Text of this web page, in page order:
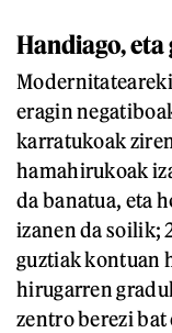
Handiago, eta
eragin
karratukoak
hamahirukoak
da banatua, eta
izanen da soilik;
guztiak kontuan
hirugarren
zentro berezi